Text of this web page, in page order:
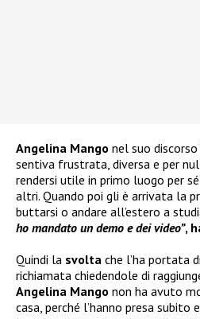
Angelina Mango nel suo
sentiva frustrata, diversa e per
rendersi utile in primo luogo per
altri. Quando poi gli è arrivata la
buttarsi o andare all’estero a
ho mandato un demo e dei video”,
Quindi la svolta che l’ha portata
richiamata chiedendole di
Angelina Mango non ha avuto
casa, perché l’hanno presa